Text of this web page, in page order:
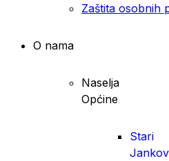
Zaštita osobnih
O nama
Naselja
Općine
Stari